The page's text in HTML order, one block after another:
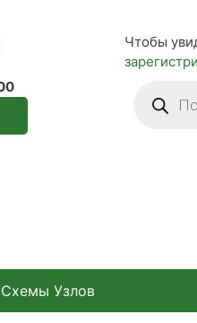
Чтобы
товаров
Схемы Узлов